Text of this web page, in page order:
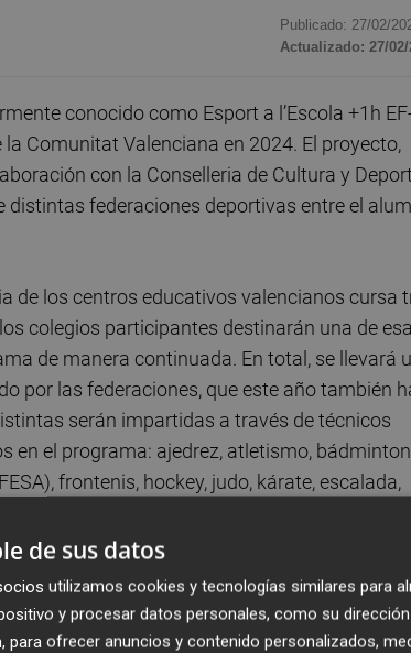
Publicado: 27/02/
Actualizado: 27/02/
conocido como Esport a l’Escola +1h
Comunitat Valenciana en 2024. El proyecto,
con la Conselleria de Cultura y
federaciones deportivas entre el
de los centros educativos valencianos cursa
colegios participantes destinarán una de
de manera continuada. En total, se llevará
por las federaciones, que este año también
serán impartidas a través de técnicos
en el programa: ajedrez, atletismo,
frontenis, hockey, judo, kárate, escalada,
y socorrismo, taekwondo, tenis de mesa,
de 22.000 escolares.
pequeños y al profesorado la
estar a su alcance e incrementar el número
de sus datos
utilizamos cookies y tecnologías similares para
y procesar datos personales, como su
para ofrecer anuncios y contenido personalizados,